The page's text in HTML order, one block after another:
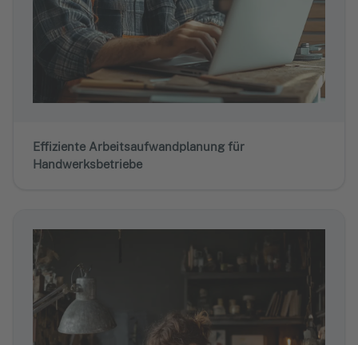
Effiziente Arbeitsaufwandplanung für
Handwerksbetriebe